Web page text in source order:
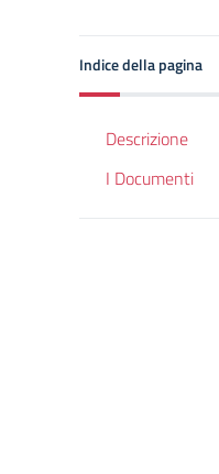
Indice della pagina
Descrizione
I Documenti